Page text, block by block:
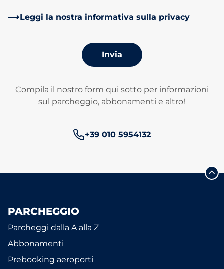
Leggi la nostra informativa sulla privacy
Invia
Compila il nostro form qui sotto per informazioni
sul parcheggio, abbonamenti e altro!
Numero di telefono:
+39 010 5954132
PARCHEGGIO
Parcheggi dalla A alla Z
Abbonamenti
Prebooking aeroporti